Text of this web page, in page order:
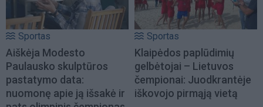
Sportas
Aiškėja Modesto
Paulausko skulptūros
pastatymo data:
nuomonę apie ją išsakė ir
Sportas
Klaipėdos paplūdimių
gelbėtojai – Lietuvos
čempionai: Juodkrantėje
iškovojo pirmąją vietą